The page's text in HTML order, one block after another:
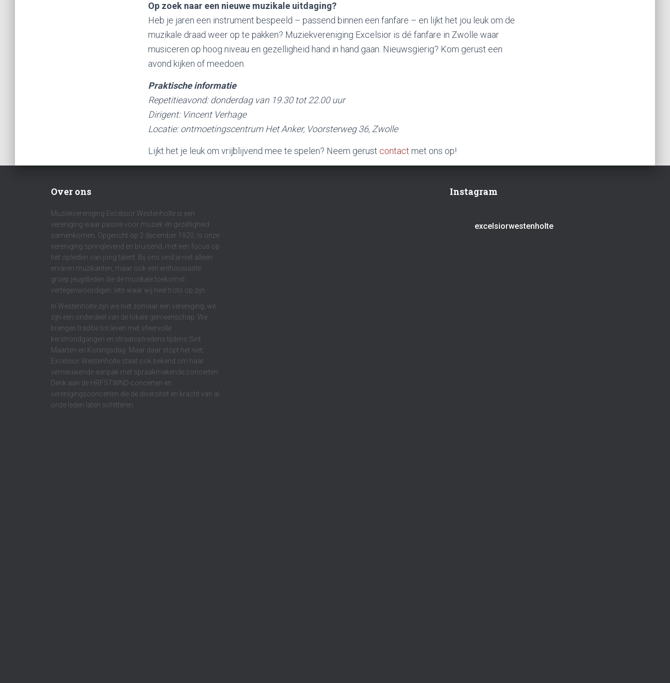
Op zoek naar een nieuwe muzikale uitdaging?
Heb je jaren een instrument bespeeld – passend binnen een fanfare – en lijkt het jou leuk om de
muzikale draad weer op te pakken? Muziekvereniging Excelsior is dé fanfare in Zwolle waar
musiceren op hoog niveau en gezelligheid hand in hand gaan. Nieuwsgierig? Kom gerust een
avond kijken of meedoen.
Praktische informatie
Repetitieavond: donderdag van 19.30 tot 22.00 uur
Dirigent: Vincent Verhage
Locatie: ontmoetingscentrum Het Anker, Voorsterweg 36, Zwolle
Lijkt het je leuk om vrijblijvend mee te spelen? Neem gerust contact met ons op!
Over ons
Muziekvereniging Excelsior Westenholte is een
vereniging waar passie voor muziek en gezelligheid
samenkomen. Opgericht op 2 december 1920, is onze
vereniging springlevend en bruisend, met een focus op
het opleiden van jong talent. Bij ons vind je niet alleen
ervaren muzikanten, maar ook een enthousiaste
groep jeugdleden die de muzikale toekomst
vertegenwoordigen. Iets waar wij heel trots op zijn.
In Westenholte zijn we niet zomaar een vereniging; we
zijn een onderdeel van de lokale gemeenschap. We
brengen traditie tot leven met sfeervolle
kerstrondgangen en straatoptredens tijdens Sint
Maarten en Koningsdag. Maar daar stopt het niet;
Excelsior Westenholte staat ook bekend om haar
vernieuwende aanpak met spraakmakende concerten.
Denk aan de HRFSTWND-concerten en
verenigingsconcerten die de diversiteit en kracht van al
onze leden laten schitteren.
Instagram
excelsiorwestenholte